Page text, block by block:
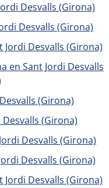
Desvalls (Girona)
Desvalls (Girona)
Desvalls (Girona)
en Sant Jordi Desvalls
(Girona)
(Girona)
Desvalls (Girona)
Desvalls (Girona)
Desvalls (Girona)